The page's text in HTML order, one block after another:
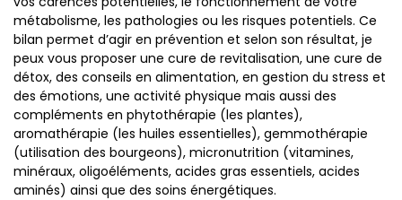
métabolisme, les pathologies ou les risques potentiels. Ce
bilan permet d’agir en prévention et selon son résultat, je
peux vous proposer une cure de revitalisation, une cure de
détox, des conseils en alimentation, en gestion du stress et
des émotions, une activité physique mais aussi des
compléments en phytothérapie (les plantes),
aromathérapie (les huiles essentielles), gemmothérapie
(utilisation des bourgeons), micronutrition (vitamines,
minéraux, oligoéléments, acides gras essentiels, acides
aminés) ainsi que des soins énergétiques.